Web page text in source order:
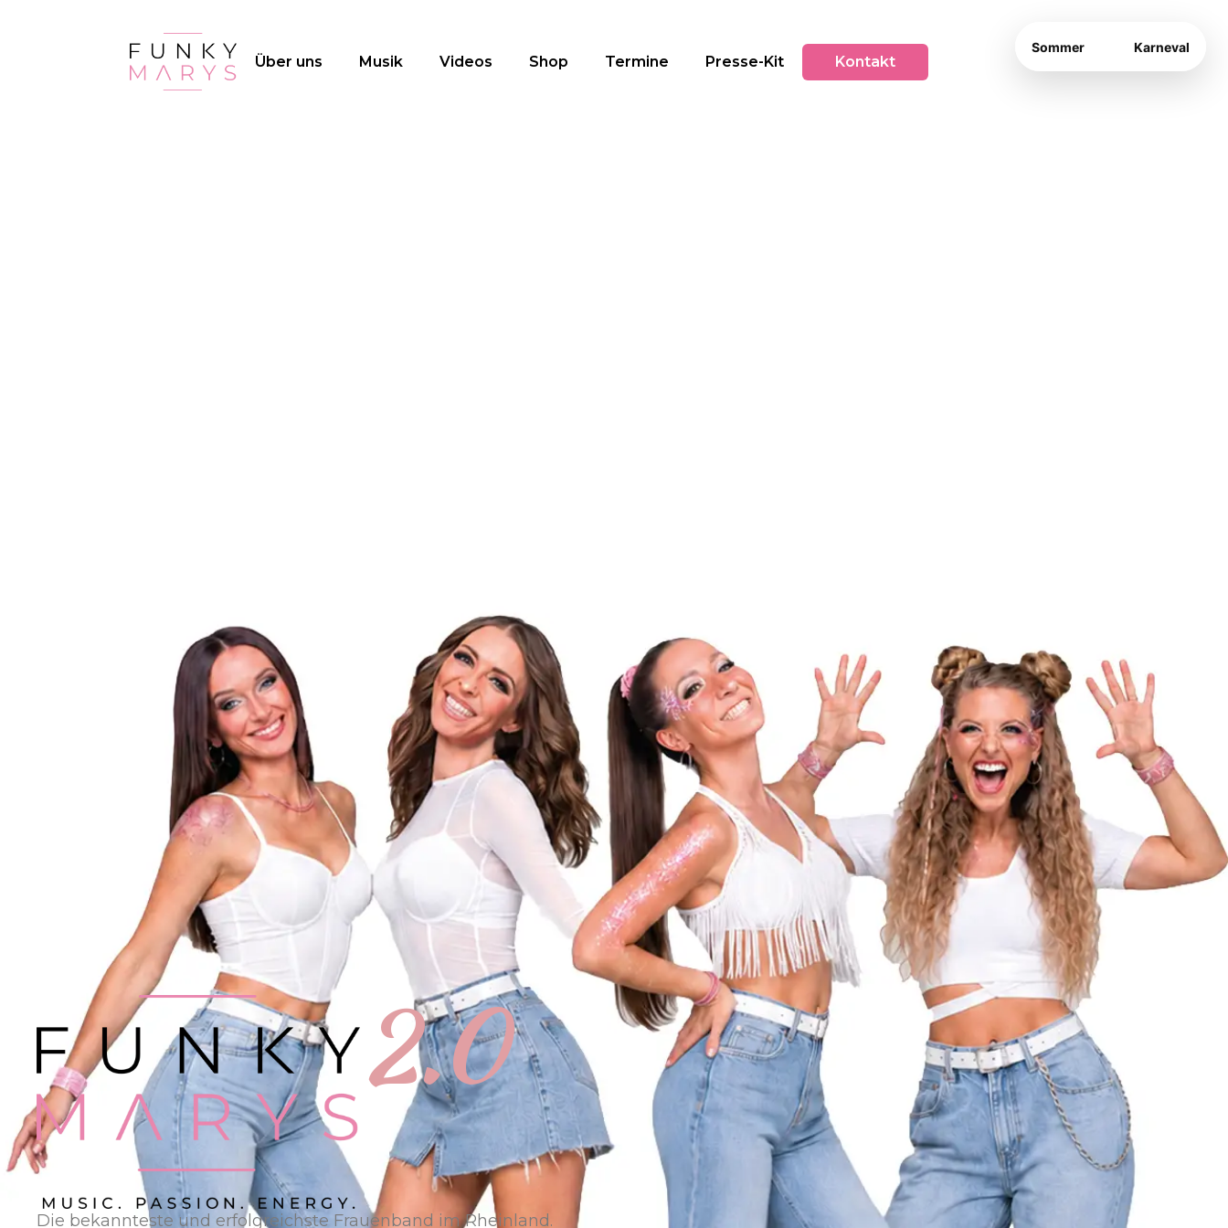
Über uns Musik Videos Shop Termine Presse-Kit Kontakt
2.0
Die bekannteste und erfolgreichste Frauenband im Rheinland.
Sommer Karneval